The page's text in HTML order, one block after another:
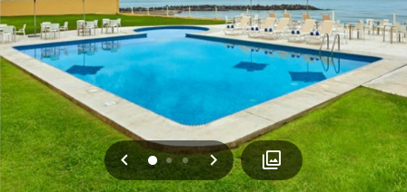
Anterior
012 Siguiente